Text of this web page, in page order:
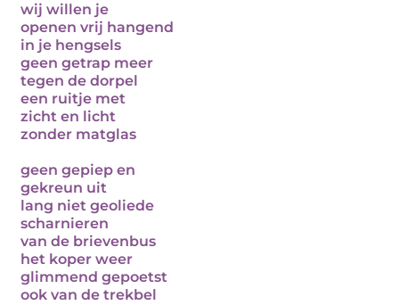
wij willen je
openen vrij hangend
in je hengsels
geen getrap meer
tegen de dorpel
een ruitje met
zicht en licht
zonder matglas
geen gepiep en
gekreun uit
lang niet geoliede
scharnieren
van de brievenbus
het koper weer
glimmend gepoetst
ook van de trekbel